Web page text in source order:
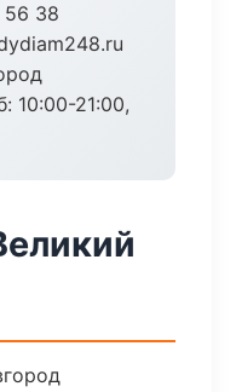
38
10:00-21:00,